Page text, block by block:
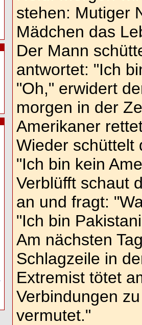
stehen: Mutiger
Mädchen das
Der Mann
antwortet: "Ich
"Oh," erwidert
morgen in der
Amerikaner
Wieder schüttelt
"Ich bin kein
Verblüfft schaut
an und fragt:
"Ich bin
Am nächsten
Schlagzeile in
Extremist tötet
Verbindungen
vermutet."